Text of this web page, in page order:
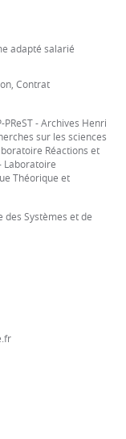
adapté salarié
Contrat
PReST - Archives Henri
sur les sciences
Réactions et
Laboratoire
Théorique et
des Systèmes et de